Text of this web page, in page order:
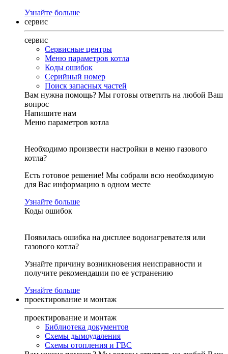
Узнайте больше
сервис
сервис
Сервисные центры
Меню параметров котла
Коды ошибок
Серийный номер
Поиск запасных частей
Вам нужна помощь? Мы готовы ответить на любой Ваш
вопрос
Напишите нам
Меню параметров котла
Необходимо произвести настройки в меню газового
котла?
Есть готовое решение! Мы собрали всю необходимую
для Вас информацию в одном месте
Узнайте больше
Коды ошибок
Появилась ошибка на дисплее водонагревателя или
газового котла?
Узнайте причину возникновения неисправности и
получите рекомендации по ее устранению
Узнайте больше
проектирование и монтаж
проектирование и монтаж
Библиотека документов
Схемы дымоудаления
Схемы отопления и ГВС